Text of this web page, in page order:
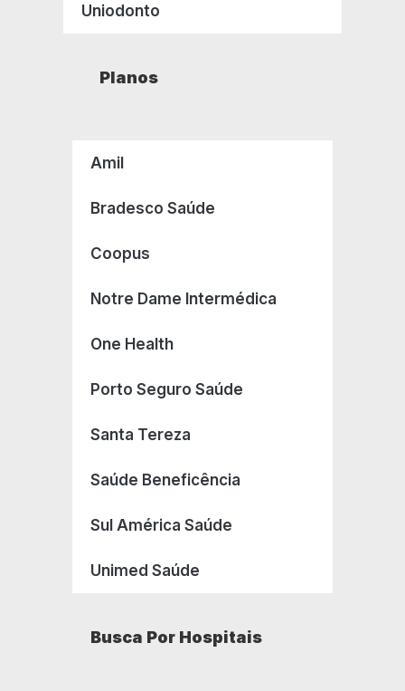
Uniodonto
Planos
Amil
Bradesco Saúde
Coopus
Notre Dame Intermédica
One Health
Porto Seguro Saúde
Santa Tereza
Saúde Beneficência
Sul América Saúde
Unimed Saúde
Busca Por Hospitais